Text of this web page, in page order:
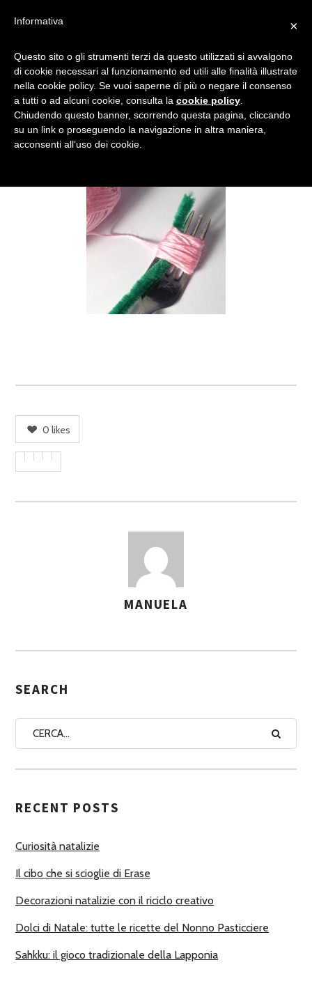
MAZZO DI FIORI CON LA
LANA 3
0 likes
S
G
A
U
O
I
MANUELA
SEARCH
RECENT POSTS
Curiosità natalizie
Il cibo che si scioglie di Erase
Decorazioni natalizie con il riciclo creativo
Dolci di Natale: tutte le ricette del Nonno Pasticciere
Sahkku: il gioco tradizionale della Lapponia
×
Informativa
Questo sito o gli strumenti terzi da questo utilizzati si avvalgono
di cookie necessari al funzionamento ed utili alle finalità illustrate
nella cookie policy. Se vuoi saperne di più o negare il consenso
a tutti o ad alcuni cookie, consulta la cookie policy
Chiudendo questo banner, scorrendo questa pagina, cliccando
su un link o proseguendo la navigazione in altra maniera,
acconsenti all’uso dei cookie.